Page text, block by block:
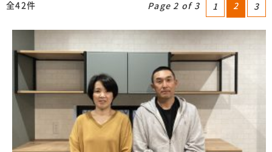
全42件 Page 2 of 3 1 2 3